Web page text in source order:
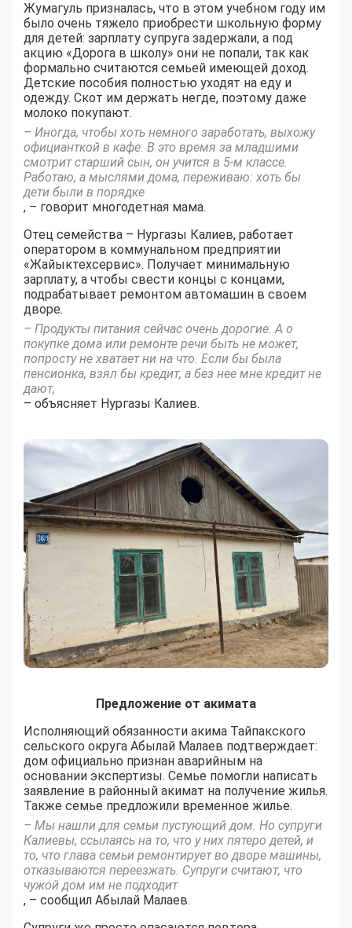
Жумагуль призналась, что в этом учебном году им
было очень тяжело приобрести школьную форму
для детей: зарплату супруга задержали, а под
акцию «Дорога в школу» они не попали, так как
формально считаются семьей имеющей доход.
Детские пособия полностью уходят на еду и
одежду. Скот им держать негде, поэтому даже
молоко покупают.
– Иногда, чтобы хоть немного заработать, выхожу
официанткой в кафе. В это время за младшими
смотрит старший сын, он учится в 5-м классе.
Работаю, а мыслями дома, переживаю: хоть бы
дети были в порядке
, – говорит многодетная мама.
Отец семейства – Нургазы Калиев, работает
оператором в коммунальном предприятии
«Жайыктехсервис». Получает минимальную
зарплату, а чтобы свести концы с концами,
подрабатывает ремонтом автомашин в своем
дворе.
– Продукты питания сейчас очень дорогие. А о
покупке дома или ремонте речи быть не может,
попросту не хватает ни на что. Если бы была
пенсионка, взял бы кредит, а без нее мне кредит не
дают,
– объясняет Нургазы Калиев.
Предложение от акимата
Исполняющий обязанности акима Тайпакского
сельского округа Абылай Малаев подтверждает:
дом официально признан аварийным на
основании экспертизы. Семье помогли написать
заявление в районный акимат на получение жилья.
Также семье предложили временное жилье.
– Мы нашли для семьи пустующий дом. Но супруги
Калиевы, ссылаясь на то, что у них пятеро детей, и
то, что глава семьи ремонтирует во дворе машины,
отказываются переезжать. Супруги считают, что
чужой дом им не подходит
, – сообщил Абылай Малаев.